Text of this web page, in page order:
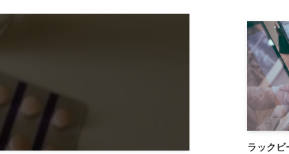
ラック